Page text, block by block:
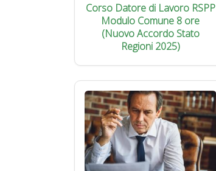
Corso Datore di Lavoro RSPP
Modulo Comune 8 ore
(Nuovo Accordo Stato
Regioni 2025)